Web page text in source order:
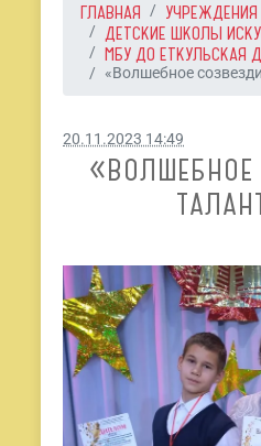
ГЛАВНАЯ
ДЕТСКИЕ ШКОЛЫ
МБУ ДО ЕТКУЛЬСКАЯ
«Волшебное
20.11.2023 14:49
«ВОЛШЕБНОЕ